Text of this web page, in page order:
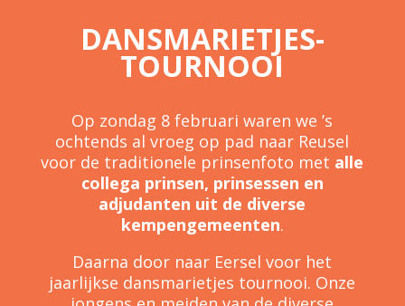
DANSMARIETJES-
TOURNOOI
Op zondag 8 februari waren we ’s
ochtends al vroeg op pad naar Reusel
voor de traditionele prinsenfoto met alle
collega prinsen, prinsessen en
adjudanten uit de diverse
kempengemeenten.
Daarna door naar Eersel voor het
jaarlijkse dansmarietjes tournooi. Onze